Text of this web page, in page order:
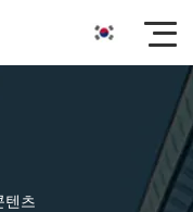
텐츠